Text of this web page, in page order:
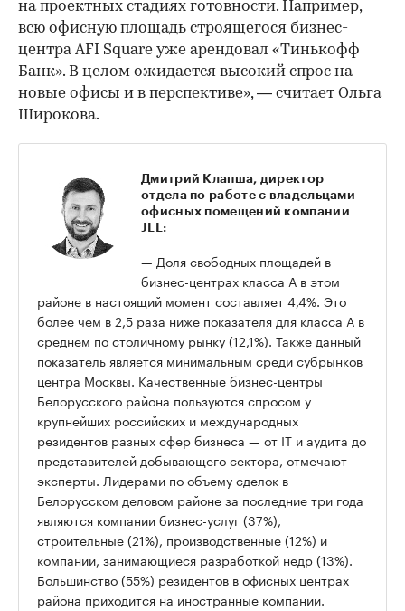
на проектных стадиях готовности. Например,
всю офисную площадь строящегося бизнес-
центра AFI Square уже арендовал «Тинькофф
Банк». В целом ожидается высокий спрос на
новые офисы и в перспективе», — считает Ольга
Широкова.
Дмитрий Клапша, директор
отдела по работе с владельцами
офисных помещений компании
JLL:
— Доля свободных площадей в
бизнес-центрах класса А в этом
районе в настоящий момент составляет 4,4%. Это
более чем в 2,5 раза ниже показателя для класса А в
среднем по столичному рынку (12,1%). Также данный
показатель является минимальным среди субрынков
центра Москвы. Качественные бизнес-центры
Белорусского района пользуются спросом у
крупнейших российских и международных
резидентов разных сфер бизнеса — от IT и аудита до
представителей добывающего сектора, отмечают
эксперты. Лидерами по объему сделок в
Белорусском деловом районе за последние три года
являются компании бизнес-услуг (37%),
строительные (21%), производственные (12%) и
компании, занимающиеся разработкой недр (13%).
Большинство (55%) резидентов в офисных центрах
района приходится на иностранные компании.